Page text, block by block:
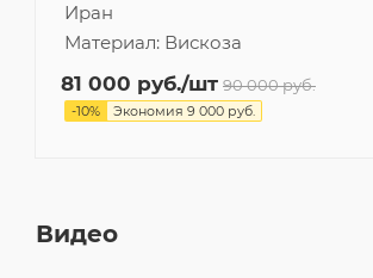
Иран
Материал: Вискоза
81 000 руб./шт 90 000руб.
-10% Экономия 9 000 руб.
Видео